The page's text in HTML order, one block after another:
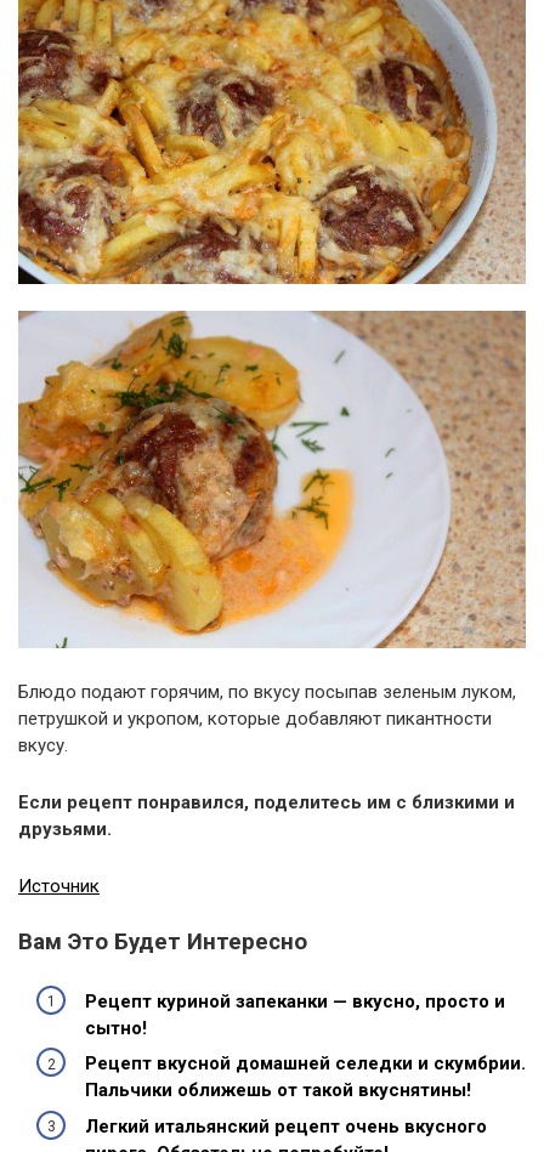
Блюдо подают горячим, по вкусу посыпав зеленым луком,
петрушкой и укропом, которые добавляют пикантности
вкусу.
Если рецепт понравился, поделитесь им с близкими и
друзьями.
Источник
Вам Это Будет Интересно
Рецепт куриной запеканки — вкусно, просто и
сытно!
Рецепт вкусной домашней селедки и скумбрии.
Пальчики оближешь от такой вкуснятины!
Легкий итальянский рецепт очень вкусного